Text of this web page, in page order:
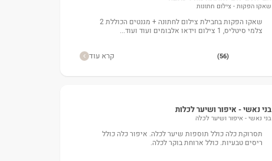
שאקו הפקות - צילום חתונות
שאקו הפקות בחבילת צילום לחתונה + מגנטים הכוללת 2
צלמי סיטליס, 1 צילום וידאו אלבומים ועוד ועוד...
(56) קרא עוד
בני נאשי - איפור ושיער לכלות
בני נאשי - איפור ושיער לכלה
תסרוקת כלה כולל תוספות שיער לכלה. איפור כלה כולל
ריסים טבעיות. כולל ארוחת בוקר לכלה.